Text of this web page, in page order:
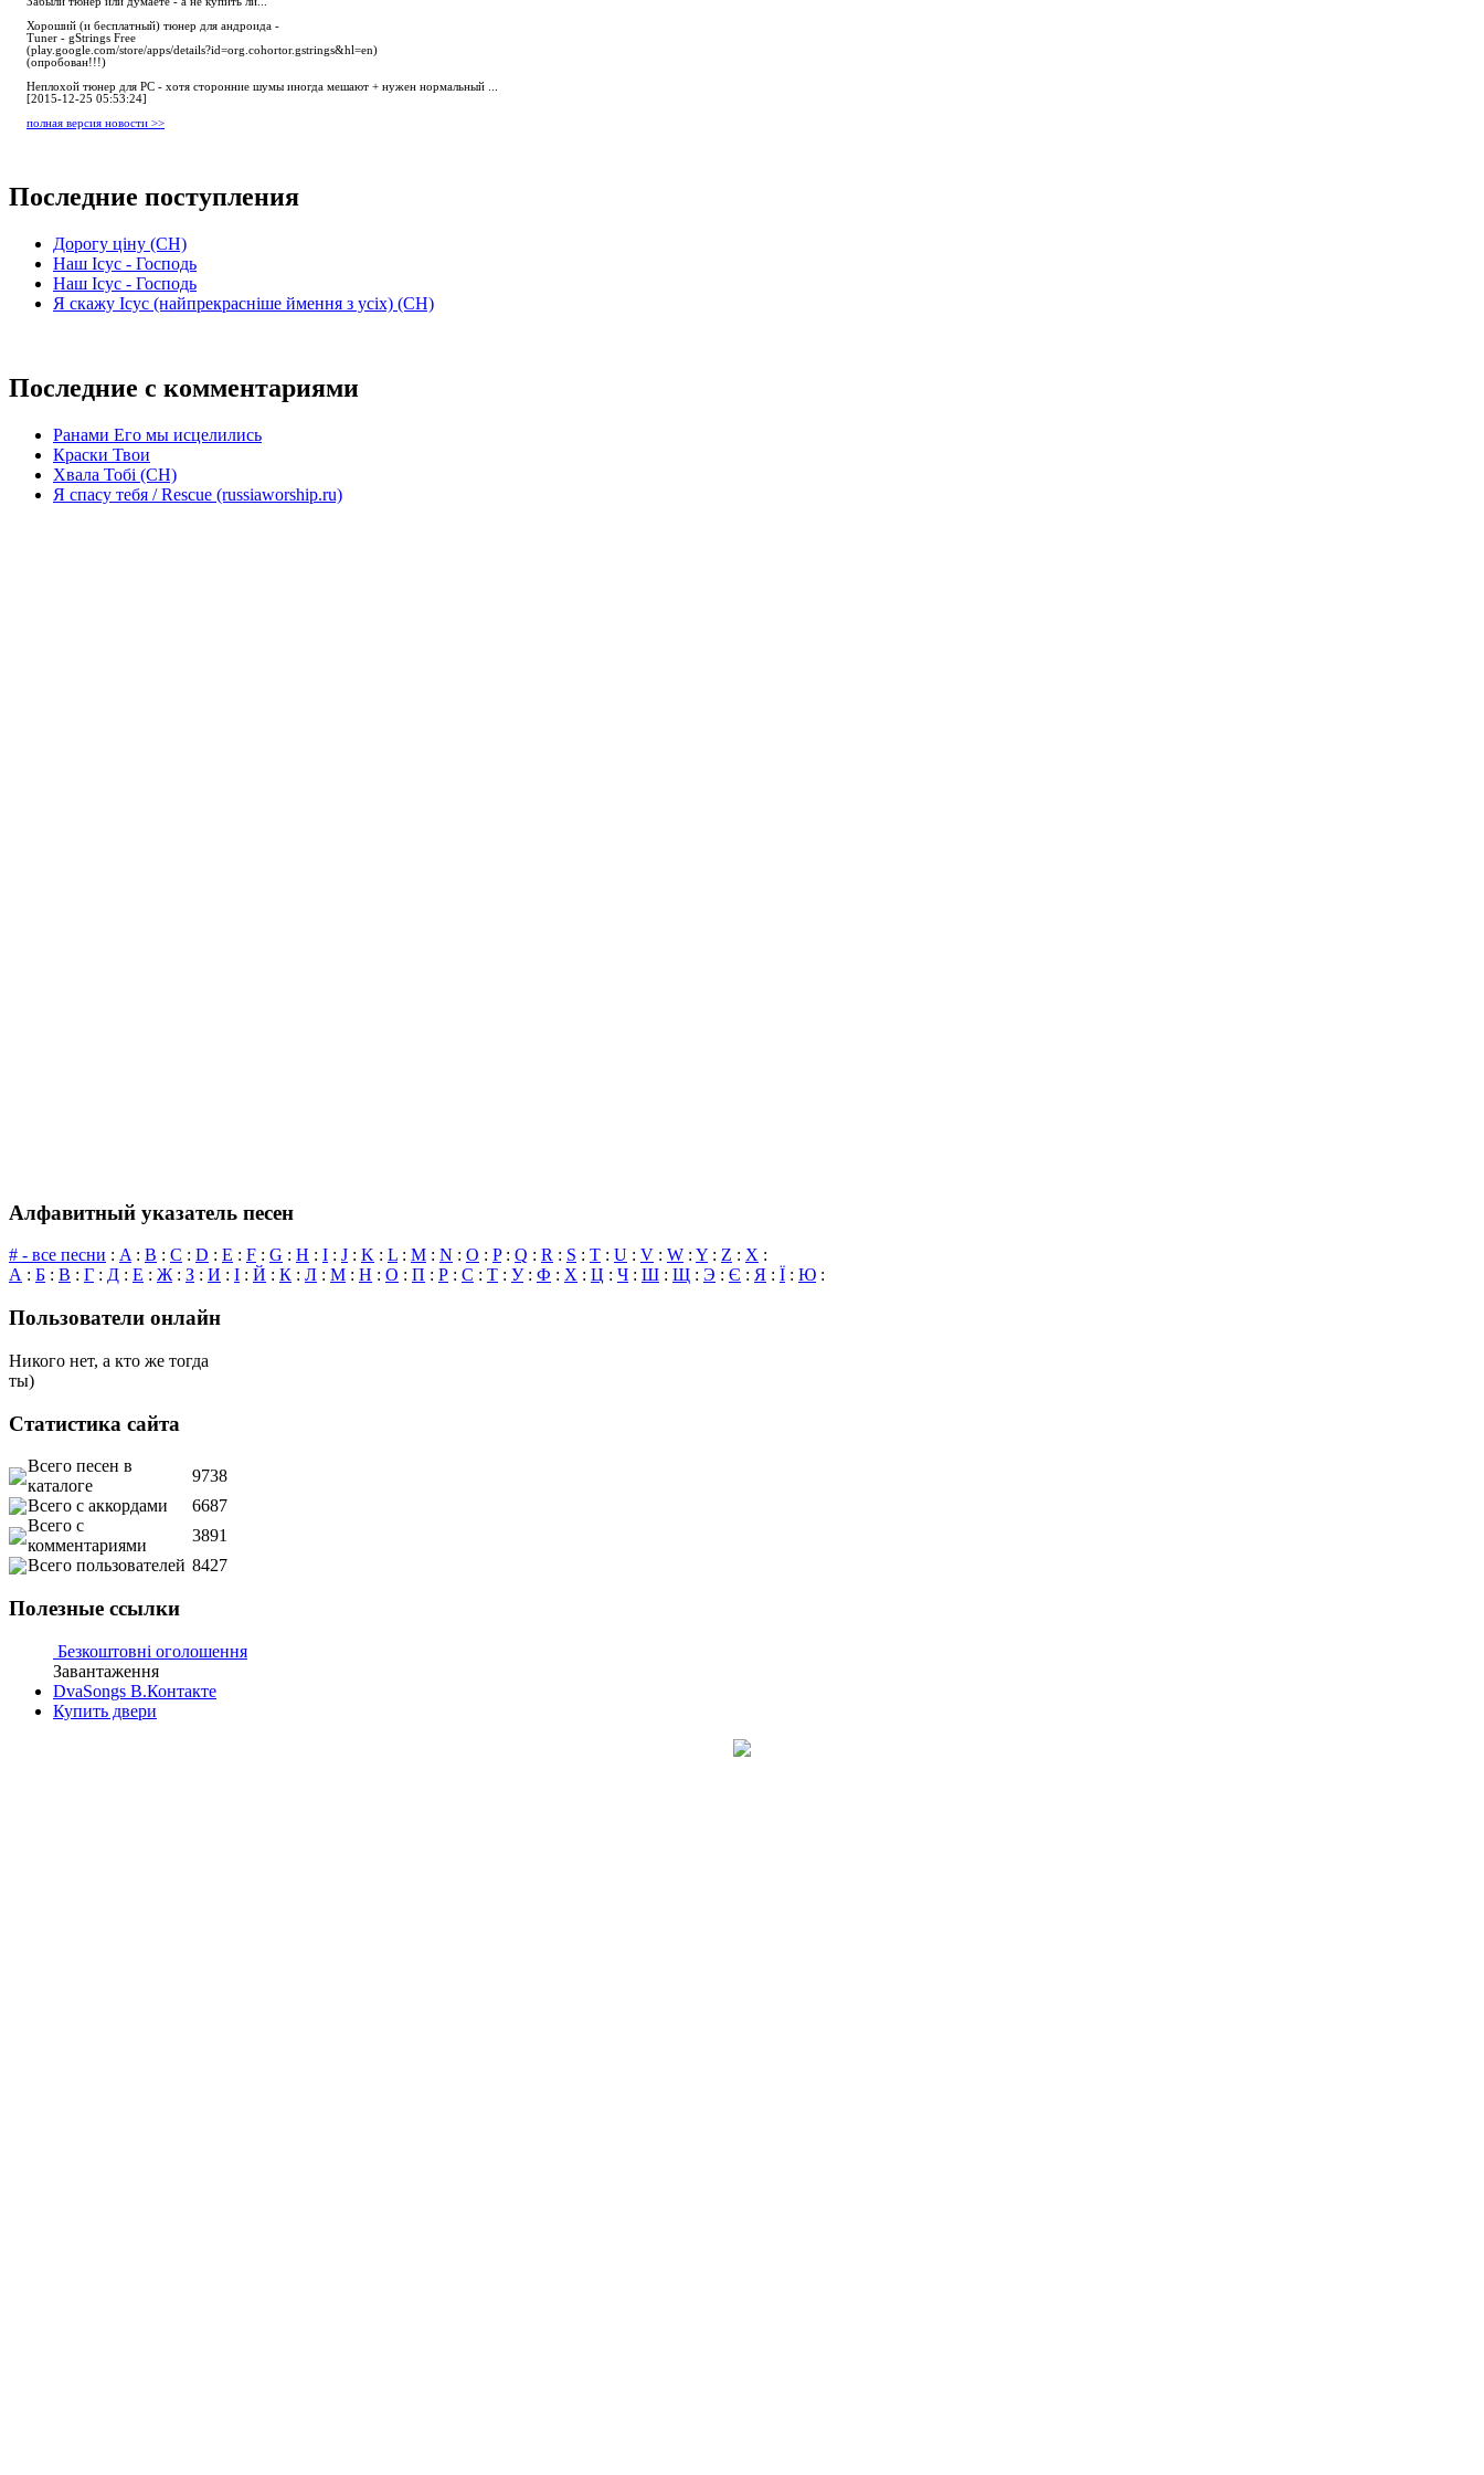
Хороший (и бесплатный) тюнер для андроида -
Tuner - gStrings Free
(play.google.com/store/apps/details?id=org.cohortor.gstrings&hl=en)
(опробован!!!)
Неплохой тюнер для РС - хотя сторонние шумы иногда мешают + нужен нормальный ...
[2015-12-25 05:53:24]
полная версия новости >>
Последние поступления
Дорогу ціну (СН)
Наш Ісус - Господь
Наш Ісус - Господь
Я скажу Ісус (найпрекрасніше ймення з усіх) (СН)
Последние с комментариями
Ранами Его мы исцелились
Краски Твои
Хвала Тобі (СН)
Я спасу тебя / Rescue (russiaworship.ru)
Алфавитный указатель песен
# - все песни : A: B : C : D : E : F : G : H : I : J : K : L : M : N : O : P: Q : R : S : T : U : V : W : Y : Z : X :
А : Б : В : Г : Д : Е : Ж: З : И : І : Й : К : Л : М : Н : О : П : Р : С : Т : У: Ф : Х : Ц : Ч : Ш : Щ : Э : Є : Я : Ї : Ю :
Пользователи онлайн
Никого нет, а кто же тогда
ты)
Статистика сайта
Всего песен в
каталоге
9738
Всего с аккордами
6687
Всего с
комментариями
3891
Всего пользователей 8427
Полезные ссылки
Безкоштовні оголошення
Завантаження
DvaSongs В.Контакте
Купить двери